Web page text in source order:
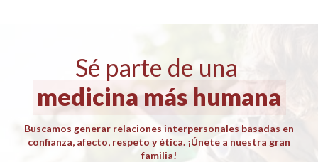
Sé parte de una
medicina más humana
Buscamos generar relaciones interpersonales basadas en
confianza, afecto, respeto y ética. ¡Únete a nuestra gran
familia!